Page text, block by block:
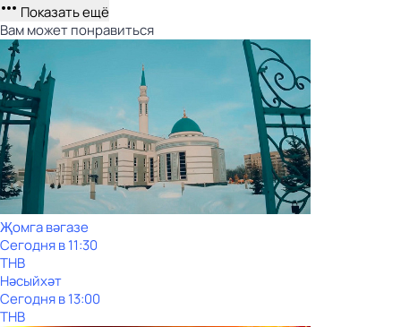
Показать ещё
Вам может понравиться
Җомга вәгазе
Сегодня в 11:30
ТНВ
Нәсыйхәт
Сегодня в 13:00
ТНВ